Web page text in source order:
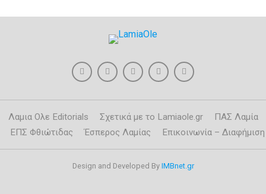
Λαμια Ολε Editorials Σχετικά με το Lamiaole.gr
ΠΑΣ Λαμία
ΕΠΣ Φθιώτιδας
Έσπερος Λαμίας Επικοινωνία – Διαφήμιση
Design and Developed By IMBnet.gr